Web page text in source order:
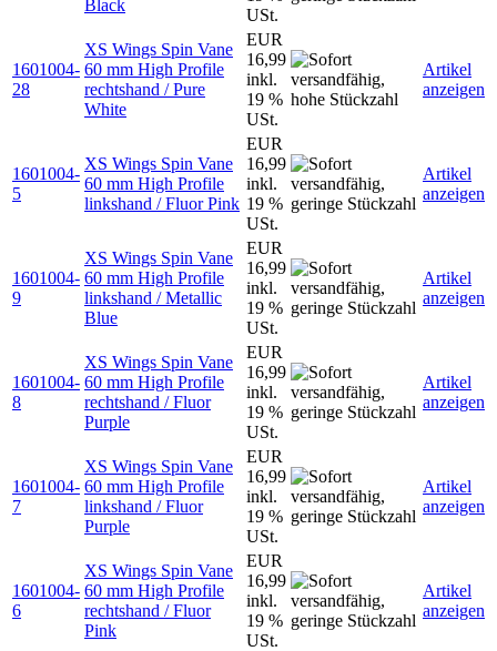
Black
USt.
1601004-
28
XS Wings Spin Vane
60 mm High Profile
rechtshand / Pure
White
EUR
16,99
inkl.
19 %
USt.
Artikel
anzeigen
1601004-
5
XS Wings Spin Vane
60 mm High Profile
linkshand / Fluor Pink
EUR
16,99
inkl.
19 %
USt.
Artikel
anzeigen
1601004-
9
XS Wings Spin Vane
60 mm High Profile
linkshand / Metallic
Blue
EUR
16,99
inkl.
19 %
USt.
Artikel
anzeigen
1601004-
8
XS Wings Spin Vane
60 mm High Profile
rechtshand / Fluor
Purple
EUR
16,99
inkl.
19 %
USt.
Artikel
anzeigen
1601004-
7
XS Wings Spin Vane
60 mm High Profile
linkshand / Fluor
Purple
EUR
16,99
inkl.
19 %
USt.
Artikel
anzeigen
1601004-
6
XS Wings Spin Vane
60 mm High Profile
rechtshand / Fluor
Pink
EUR
16,99
inkl.
19 %
USt.
Artikel
anzeigen